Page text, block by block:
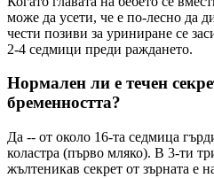
може да усети, че е по-лесно да
чести позиви за уриниране се
2-4 седмици преди раждането.
Нормален ли е течен
бременността?
Да -- от около 16-та седмица
коластра (първо мляко). В 3-ти
жълтеникав секрет от зърната е